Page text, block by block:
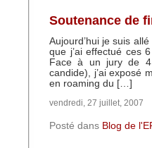
Soutenance de
Aujourd’hui je suis
que j’ai effectué ces
Face à un jury de 4
candide), j’ai exposé
en roaming du […]
vendredi, 27 juillet, 2007
Posté dans Blog de